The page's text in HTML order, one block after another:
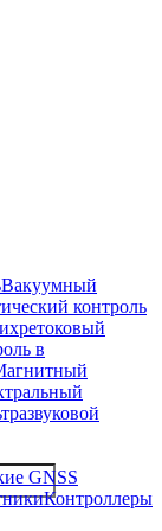
Вакуумный
контроль
в
GNSS
Контроллеры